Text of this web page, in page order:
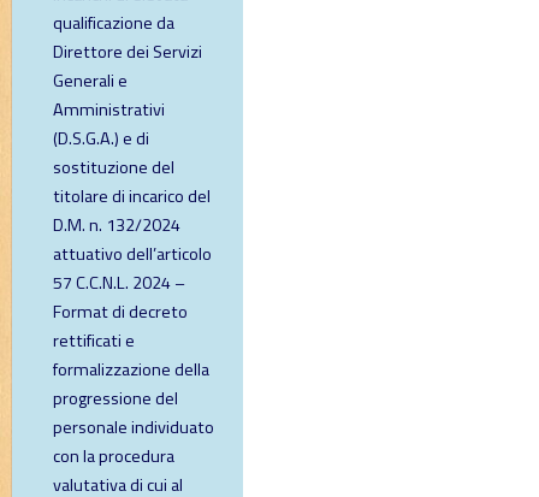
qualificazione da
Direttore dei Servizi
Generali e
Amministrativi
(D.S.G.A.) e di
sostituzione del
titolare di incarico del
D.M. n. 132/2024
attuativo dell’articolo
57 C.C.N.L. 2024 –
Format di decreto
rettificati e
formalizzazione della
progressione del
personale individuato
con la procedura
valutativa di cui al